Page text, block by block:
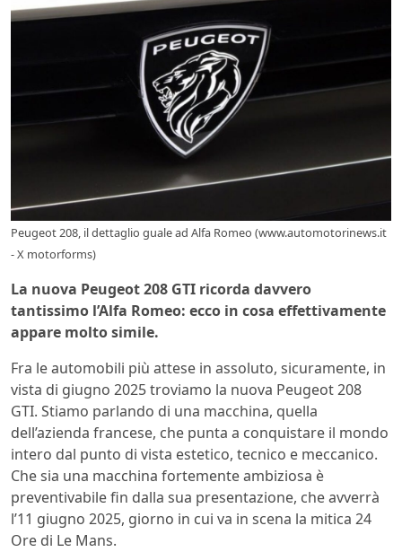
Peugeot 208, il dettaglio guale ad Alfa Romeo (www.automotorinews.it
- X motorforms)
La nuova Peugeot 208 GTI ricorda davvero
tantissimo l’Alfa Romeo: ecco in cosa effettivamente
appare molto simile.
Fra le automobili più attese in assoluto, sicuramente, in
vista di giugno 2025 troviamo la nuova Peugeot 208
GTI. Stiamo parlando di una macchina, quella
dell’azienda francese, che punta a conquistare il mondo
intero dal punto di vista estetico, tecnico e meccanico.
Che sia una macchina fortemente ambiziosa è
preventivabile fin dalla sua presentazione, che avverrà
l’11 giugno 2025, giorno in cui va in scena la mitica 24
Ore di Le Mans.